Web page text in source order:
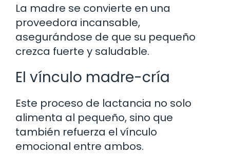
La madre se convierte en una
proveedora incansable,
asegurándose de que su pequeño
crezca fuerte y saludable.
El vínculo madre-cría
Este proceso de lactancia no solo
alimenta al pequeño, sino que
también refuerza el vínculo
emocional entre ambos.